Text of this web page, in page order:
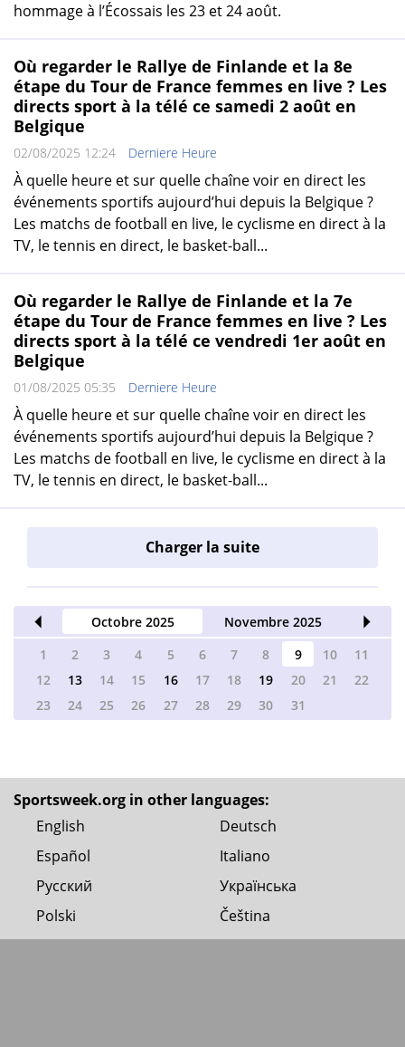
hommage à l’Écossais les 23 et 24 août.
Où regarder le Rallye de Finlande et la 8e
étape du Tour de France femmes en live ? Les
directs sport à la télé ce samedi 2 août en
Belgique
02/08/2025 12:24 Derniere Heure
À quelle heure et sur quelle chaîne voir en direct les
événements sportifs aujourd’hui depuis la Belgique ?
Les matchs de football en live, le cyclisme en direct à la
TV, le tennis en direct, le basket-ball...
Où regarder le Rallye de Finlande et la 7e
étape du Tour de France femmes en live ? Les
directs sport à la télé ce vendredi 1er août en
Belgique
01/08/2025 05:35 Derniere Heure
À quelle heure et sur quelle chaîne voir en direct les
événements sportifs aujourd’hui depuis la Belgique ?
Les matchs de football en live, le cyclisme en direct à la
TV, le tennis en direct, le basket-ball...
Charger la suite
2025 Octobre 2025 Novembre 2025
1
2 3 4 5 6 7 8 9 10
11
12
13 14 15 16 17 18 19 20 21
22
23
24 25 26 27 28 29 30 31
Sportsweek.org in other languages:
English
Deutsch
Español
Italiano
Русский
Українська
Polski
Čeština